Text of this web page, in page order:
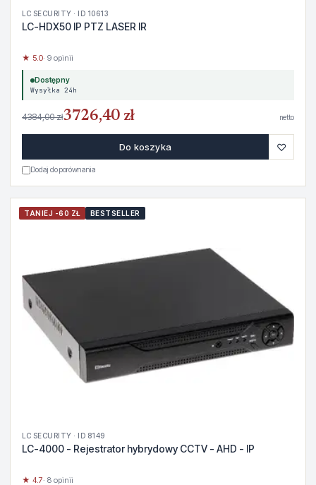
LC SECURITY · ID 10613
LC-HDX50 IP PTZ LASER IR
★ 5.0· 9 opinii
Dostępny
Wysyłka 24h
4384,00 zł3726,40 zł netto
Do koszyka ♡
Dodaj do porównania
TANIEJ -60 ZŁ BESTSELLER
LC SECURITY · ID 8149
LC-4000 - Rejestrator hybrydowy CCTV - AHD - IP
★ 4.7· 8 opinii